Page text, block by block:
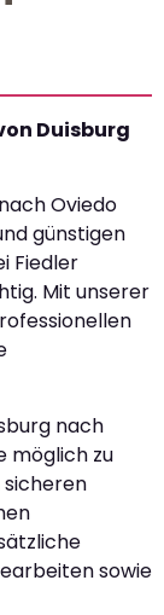
Duisburg
Oviedo
günstigen
Fiedler
Mit unserer
nach
möglich zu
sowie